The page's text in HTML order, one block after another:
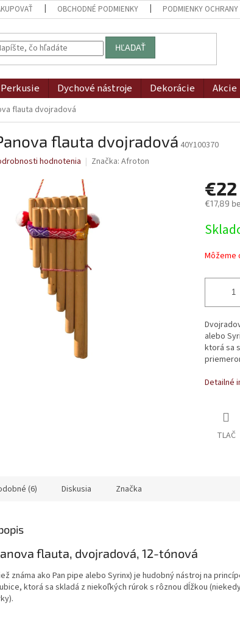
OBCHODNÉ PODMIENKY PODMIENKY OCHRANY
HĽADAŤ
Perkusie Dychové nástroje Dekorácie Akcie
flauta dvojradová
flauta dvojradová 40Y100370
hodnotenia Značka: Afroton
€22
€17,89
cena:
Môžeme
alebo
ktorá sa
Detailné
TLAČ
(6) Diskusia Značka
flauta, dvojradová, 12-tónová
známa ako Pan pipe alebo Syrinx) je hudobný nástroj na
ktorá sa skladá z niekoľkých rúrok s rôznou dĺžkou